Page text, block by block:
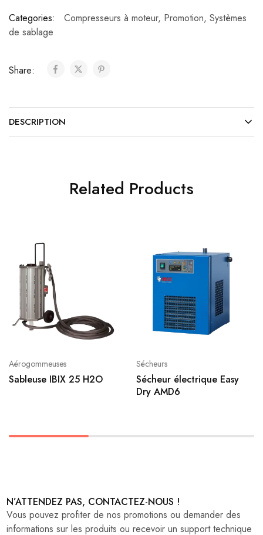
Categories:
Compresseurs à moteur, Promotion, Systèmes
de sablage
Share:
DESCRIPTION
Related Products
Aérogommeuses
Sableuse IBIX 25 H2O
Sécheurs
Sécheur électrique Easy
Dry AMD6
N’ATTENDEZ PAS, CONTACTEZ-NOUS !
Vous pouvez profiter de nos promotions ou demander des
informations sur les produits ou recevoir un support technique